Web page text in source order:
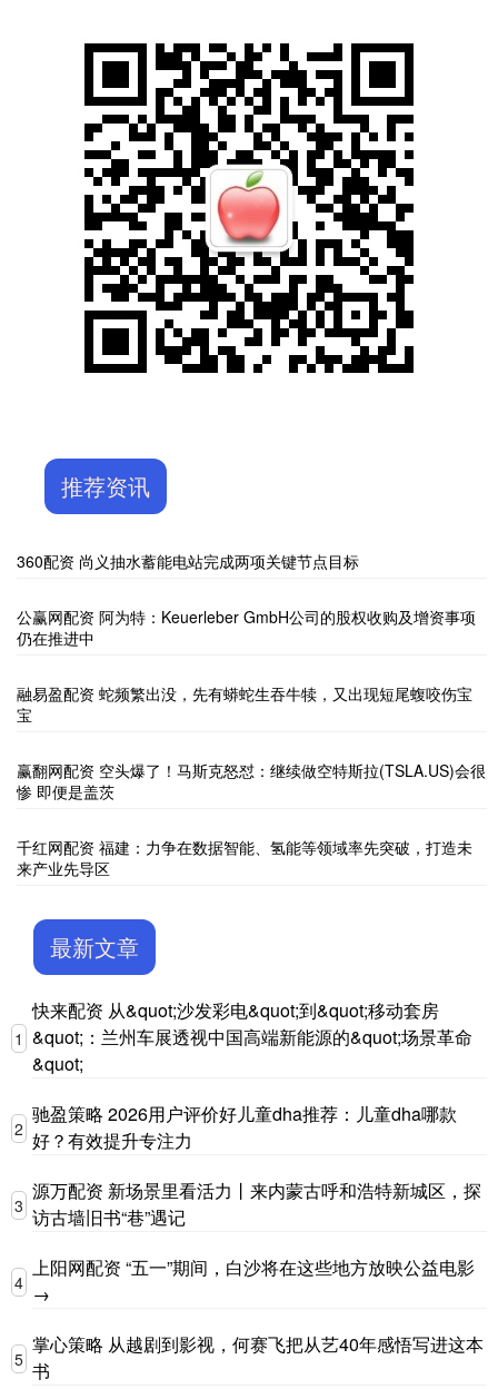
推荐资讯
360配资 尚义抽水蓄能电站完成两项关键节点目标
公赢网配资 阿为特：Keuerleber GmbH公司的股权收购及增资事项
仍在推进中
融易盈配资 蛇频繁出没，先有蟒蛇生吞牛犊，又出现短尾蝮咬伤宝
宝
赢翻网配资 空头爆了！马斯克怒怼：继续做空特斯拉(TSLA.US)会很
惨 即便是盖茨
千红网配资 福建：力争在数据智能、氢能等领域率先突破，打造未
来产业先导区
最新文章
1
快来配资 从&quot;沙发彩电&quot;到&quot;移动套房
&quot;：兰州车展透视中国高端新能源的&quot;场景革命
&quot;
2
驰盈策略 2026用户评价好儿童dha推荐：儿童dha哪款
好？有效提升专注力
3
源万配资 新场景里看活力丨来内蒙古呼和浩特新城区，探
访古墙旧书“巷”遇记
4
上阳网配资 “五一”期间，白沙将在这些地方放映公益电影
→
5
掌心策略 从越剧到影视，何赛飞把从艺40年感悟写进这本
书